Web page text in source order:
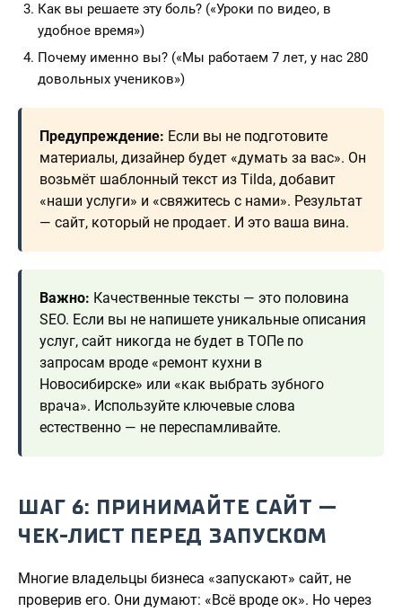
Как вы решаете эту боль? («Уроки по видео, в
удобное время»)
Почему именно вы? («Мы работаем 7 лет, у нас 280
довольных учеников»)
Предупреждение: Если вы не подготовите
материалы, дизайнер будет «думать за вас». Он
возьмёт шаблонный текст из Tilda, добавит
«наши услуги» и «свяжитесь с нами». Результат
— сайт, который не продает. И это ваша вина.
Важно: Качественные тексты — это половина
SEO. Если вы не напишете уникальные описания
услуг, сайт никогда не будет в ТОПе по
запросам вроде «ремонт кухни в
Новосибирске» или «как выбрать зубного
врача». Используйте ключевые слова
естественно — не переспамливайте.
ШАГ 6: ПРИНИМАЙТЕ САЙТ —
ЧЕК-ЛИСТ ПЕРЕД ЗАПУСКОМ
Многие владельцы бизнеса «запускают» сайт, не
проверив его. Они думают: «Всё вроде ок». Но через